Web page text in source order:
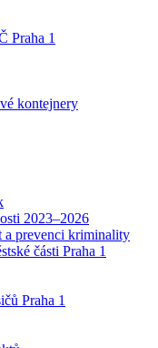
Praha 1
kontejnery
2023–2026
a prevenci kriminality
části Praha 1
Praha 1